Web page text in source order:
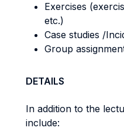
Exercises
etc.)
Case studies /
Group
DETAILS
In addition to the
include: